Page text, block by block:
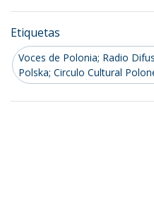
Etiquetas
Voces de Polonia; Radio
Polska; Circulo Cultural